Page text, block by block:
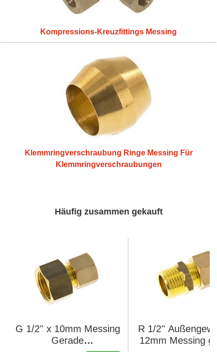
Kompressions-Kreuzfittings Messing
Klemmringverschraubung Ringe Messing Für
Klemmringverschraubungen
Häufig zusammen gekauft
G 1/2'' x 10mm Messing
Gerade
R 1/2''
12mm Messing